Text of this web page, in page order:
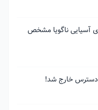
آسیایی ناگویا مشخص
دسترس خارج شد!